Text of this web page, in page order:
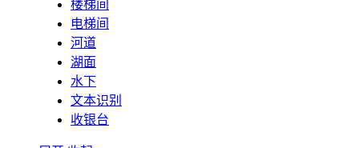
楼梯间
电梯间
河道
湖面
水下
文本识别
收银台